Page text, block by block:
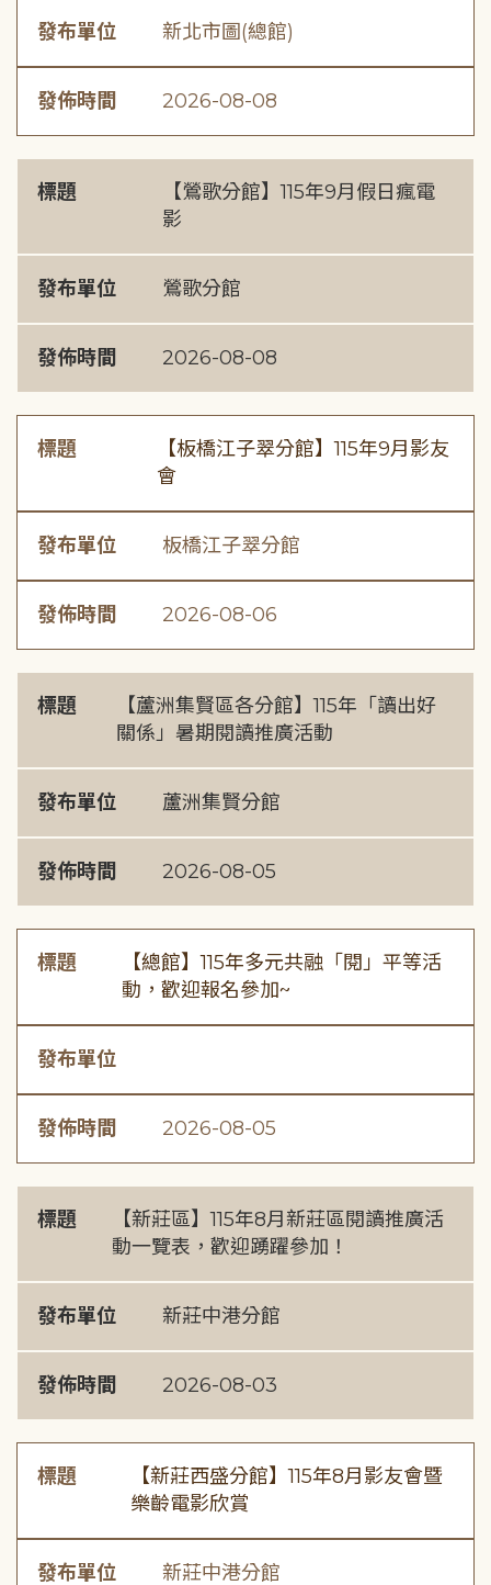
發布單位 新北市圖(總館)
發佈時間 2026-08-08
標題
【鶯歌分館】115年9月假日瘋電
影
發布單位 鶯歌分館
發佈時間 2026-08-08
標題
【板橋江子翠分館】115年9月影友
會
發布單位 板橋江子翠分館
發佈時間 2026-08-06
標題
【蘆洲集賢區各分館】115年「讀出好
關係」暑期閱讀推廣活動
發布單位 蘆洲集賢分館
發佈時間 2026-08-05
標題
【總館】115年多元共融「閱」平等活
動，歡迎報名參加~
發布單位
發佈時間 2026-08-05
標題
【新莊區】115年8月新莊區閱讀推廣活
動一覽表，歡迎踴躍參加！
發布單位 新莊中港分館
發佈時間 2026-08-03
標題
【新莊西盛分館】115年8月影友會暨
樂齡電影欣賞
發布單位 新莊中港分館